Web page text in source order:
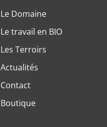
Le Domaine
Le travail en BIO
Les Terroirs
Actualités
Contact
Boutique